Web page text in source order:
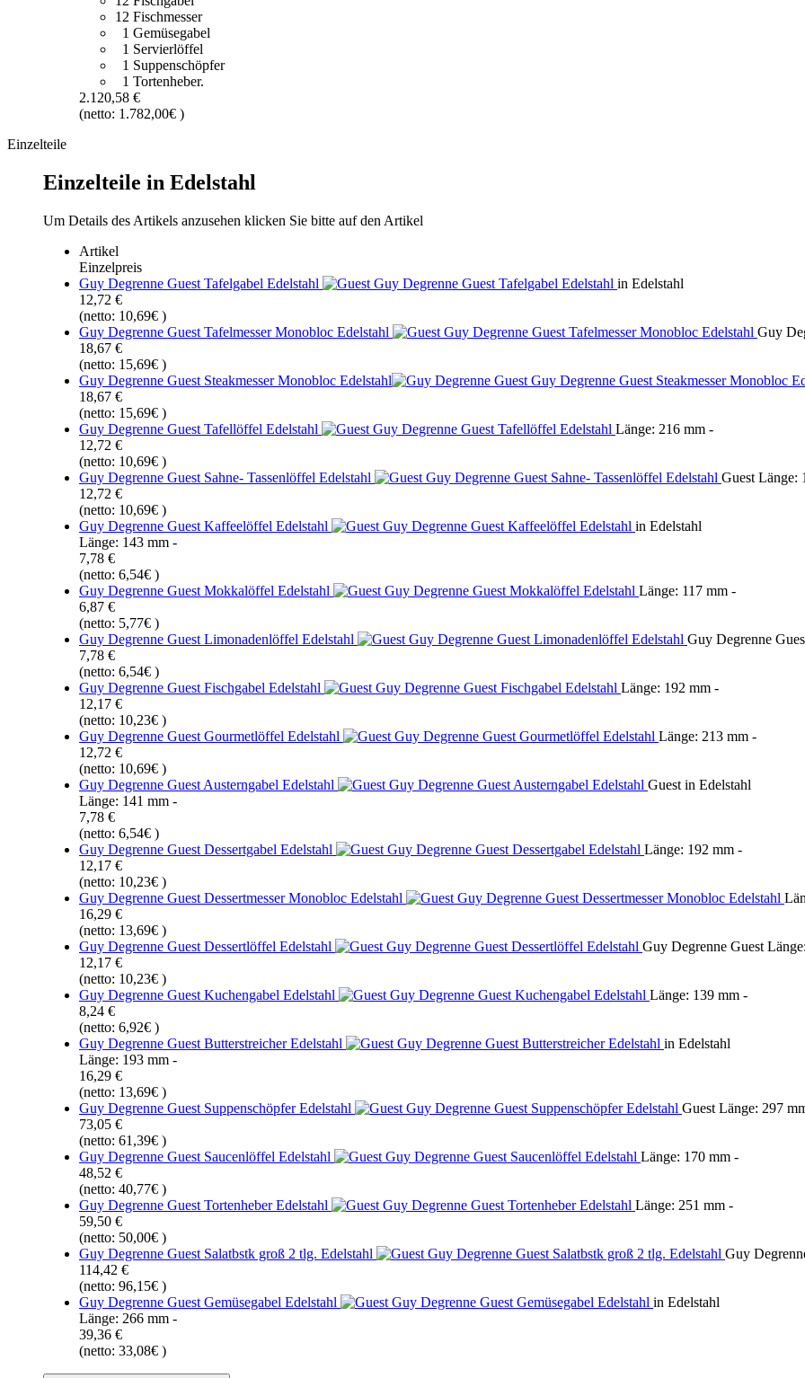
12 Fischmesser
1 Gemüsegabel
1 Servierlöffel
1 Suppenschöpfer
1 Tortenheber.
2.120,58 €
(netto: 1.782,00€ )
Einzelteile
Einzelteile in Edelstahl
Um Details des Artikels anzusehen klicken Sie bitte auf den Artikel
Artikel
Einzelpreis
Guy Degrenne Guest Tafelgabel Edelstahl
in Edelstahl
12,72 €
(netto: 10,69€ )
Guy Degrenne Guest Tafelmesser Monobloc Edelstahl
Guy
18,67 €
(netto: 15,69€ )
Guy Degrenne Guest Steakmesser Monobloc Edelstahl
18,67 €
(netto: 15,69€ )
Guy Degrenne Guest Tafellöffel Edelstahl
Länge: 216 mm -
12,72 €
(netto: 10,69€ )
Guy Degrenne Guest Sahne- Tassenlöffel Edelstahl
Guest Länge:
12,72 €
(netto: 10,69€ )
Guy Degrenne Guest Kaffeelöffel Edelstahl
in Edelstahl
Länge: 143 mm -
7,78 €
(netto: 6,54€ )
Guy Degrenne Guest Mokkalöffel Edelstahl
Länge: 117 mm -
6,87 €
(netto: 5,77€ )
Guy Degrenne Guest Limonadenlöffel Edelstahl
Guy Degrenne
7,78 €
(netto: 6,54€ )
Guy Degrenne Guest Fischgabel Edelstahl
Länge: 192 mm -
12,17 €
(netto: 10,23€ )
Guy Degrenne Guest Gourmetlöffel Edelstahl
Länge: 213 mm -
12,72 €
(netto: 10,69€ )
Guy Degrenne Guest Austerngabel Edelstahl
Guest in Edelstahl
Länge: 141 mm -
7,78 €
(netto: 6,54€ )
Guy Degrenne Guest Dessertgabel Edelstahl
Länge: 192 mm -
12,17 €
(netto: 10,23€ )
Guy Degrenne Guest Dessertmesser Monobloc Edelstahl
16,29 €
(netto: 13,69€ )
Guy Degrenne Guest Dessertlöffel Edelstahl
Guy Degrenne Guest
12,17 €
(netto: 10,23€ )
Guy Degrenne Guest Kuchengabel Edelstahl
Länge: 139 mm -
8,24 €
(netto: 6,92€ )
Guy Degrenne Guest Butterstreicher Edelstahl
in Edelstahl
Länge: 193 mm -
16,29 €
(netto: 13,69€ )
Guy Degrenne Guest Suppenschöpfer Edelstahl
Guest Länge: 297
73,05 €
(netto: 61,39€ )
Guy Degrenne Guest Saucenlöffel Edelstahl
Länge: 170 mm -
48,52 €
(netto: 40,77€ )
Guy Degrenne Guest Tortenheber Edelstahl
Länge: 251 mm -
59,50 €
(netto: 50,00€ )
Guy Degrenne Guest Salatbstk groß 2 tlg. Edelstahl
Guy
114,42 €
(netto: 96,15€ )
Guy Degrenne Guest Gemüsegabel Edelstahl
in Edelstahl
Länge: 266 mm -
39,36 €
(netto: 33,08€ )